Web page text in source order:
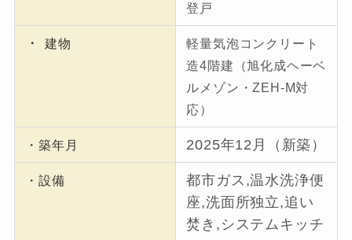
登戸
・ 建物
軽量気泡コンクリート
造4階建（旭化成ヘーベ
ルメゾン・ZEH-M対
応）
・築年月 2025年12月（新築）
・設備
都市ガス,温水洗浄便
座,洗面所独立,追い
焚き,システムキッチ